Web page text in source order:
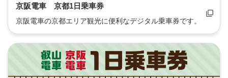
京阪電車 京都1日乗車券
京阪電車の京都エリア観光に便利なデジタル乗車券です。